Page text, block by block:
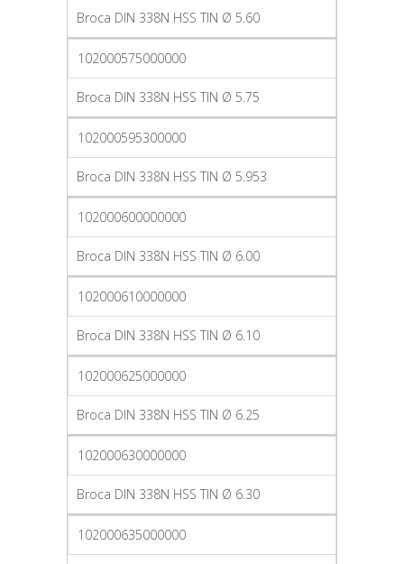
Broca DIN 338N HSS TIN Ø 5.60
102000575000000
Broca DIN 338N HSS TIN Ø 5.75
102000595300000
Broca DIN 338N HSS TIN Ø 5.953
102000600000000
Broca DIN 338N HSS TIN Ø 6.00
102000610000000
Broca DIN 338N HSS TIN Ø 6.10
102000625000000
Broca DIN 338N HSS TIN Ø 6.25
102000630000000
Broca DIN 338N HSS TIN Ø 6.30
102000635000000